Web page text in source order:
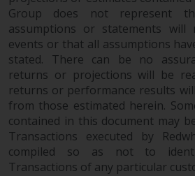
Haftung
Obwohl Redwheel
sicherzustellen, dass
Informationen auf
zum Zeitpunkt der
Veröffentlichung
Group does not represent
assumptions or statements will
events or that all assumptions
stated. There can be no
returns or projections will be
returns or performance results
from those estimated herein.
contained in this document may
Transactions executed by
compiled so as not to
Transactions of any particular